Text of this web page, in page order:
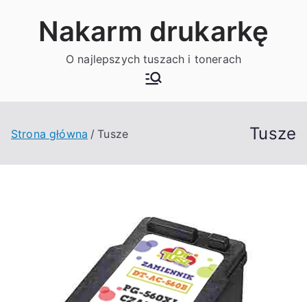
Nakarm drukarkę
O najlepszych tuszach i tonerach
Tusze
Strona główna Tusze